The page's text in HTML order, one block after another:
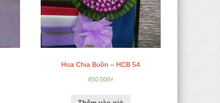
Hoa Chia Buồn – HCB 54
850.000₫